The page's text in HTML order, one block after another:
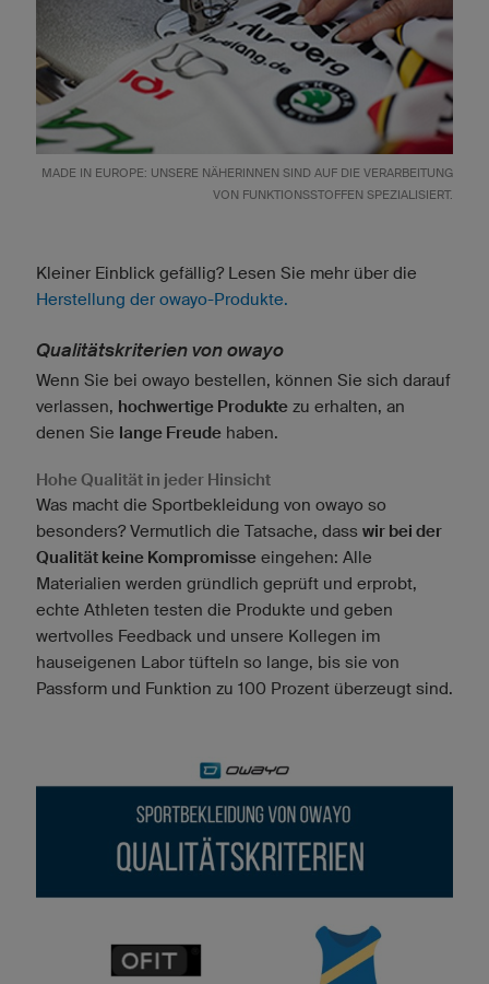
MADE IN EUROPE: UNSERE NÄHERINNEN SIND AUF DIE VERARBEITUNG
VON FUNKTIONSSTOFFEN SPEZIALISIERT.
Kleiner Einblick gefällig? Lesen Sie mehr über die
Herstellung der owayo-Produkte.
Qualitätskriterien von owayo
Wenn Sie bei owayo bestellen, können Sie sich darauf
verlassen, hochwertige Produkte zu erhalten, an
denen Sie lange Freude haben.
Hohe Qualität in jeder Hinsicht
Was macht die Sportbekleidung von owayo so
besonders? Vermutlich die Tatsache, dass wir bei der
Qualität keine Kompromisse eingehen: Alle
Materialien werden gründlich geprüft und erprobt,
echte Athleten testen die Produkte und geben
wertvolles Feedback und unsere Kollegen im
hauseigenen Labor tüfteln so lange, bis sie von
Passform und Funktion zu 100 Prozent überzeugt sind.